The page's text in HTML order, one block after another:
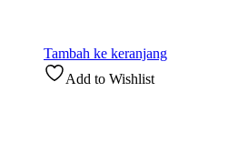
Tambah ke keranjang
Add to Wishlist